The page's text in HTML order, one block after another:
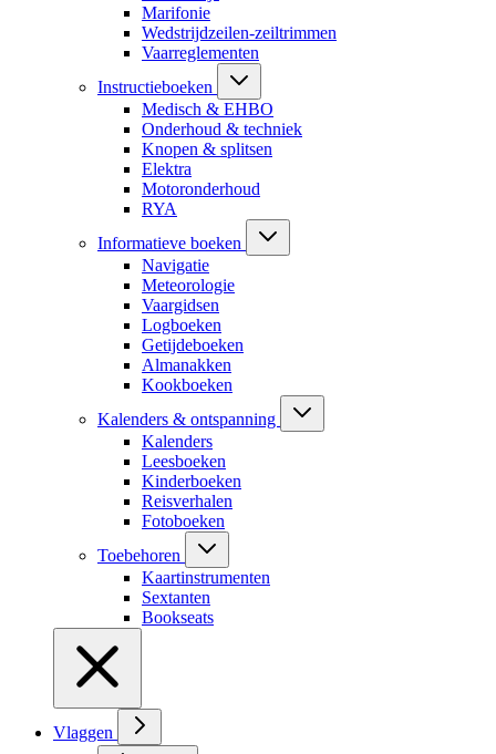
Marifonie
Wedstrijdzeilen-zeiltrimmen
Vaarreglementen
Instructieboeken
Medisch & EHBO
Onderhoud & techniek
Knopen & splitsen
Elektra
Motoronderhoud
RYA
Informatieve boeken
Navigatie
Meteorologie
Vaargidsen
Logboeken
Getijdeboeken
Almanakken
Kookboeken
Kalenders & ontspanning
Kalenders
Leesboeken
Kinderboeken
Reisverhalen
Fotoboeken
Toebehoren
Kaartinstrumenten
Sextanten
Bookseats
Vlaggen